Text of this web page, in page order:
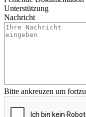
Unterstützung
Nachricht
Bitte ankreuzen um